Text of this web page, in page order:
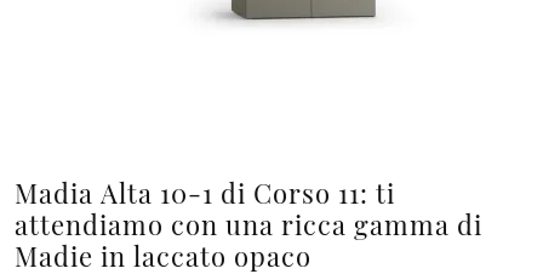
Madia Alta 10-1 di Corso 11: ti
attendiamo con una ricca gamma di
Madie in laccato opaco